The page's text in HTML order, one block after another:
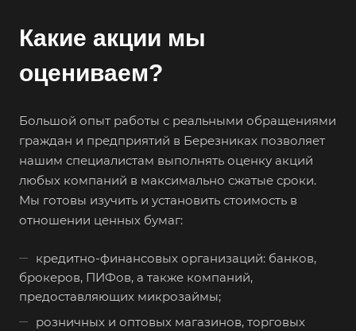
Какие акции мы
оцениваем?
Большой опыт работы с реальными обращениями
граждан и предприятий в Березниках позволяет
нашим специалистам выполнять оценку акций
любых компаний в максимально сжатые сроки.
Мы готовы изучить и установить стоимость в
отношении ценных бумаг:
кредитно-финансовых организаций: банков,
брокеров, ПИФов, а также компаний,
предоставляющих микрозаймы;
розничных и оптовых магазинов, торговых